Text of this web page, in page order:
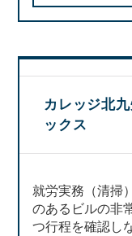
カレッジ北
ックス
就労実務（清掃
のあるビルの非
つ行程を確認し